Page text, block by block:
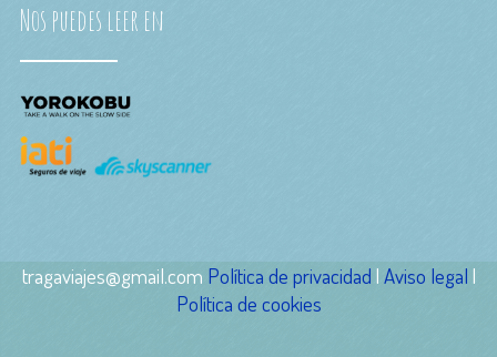
Nos puedes leer en
tragaviajes@gmail.com Política de privacidad | Aviso legal |
Política de cookies